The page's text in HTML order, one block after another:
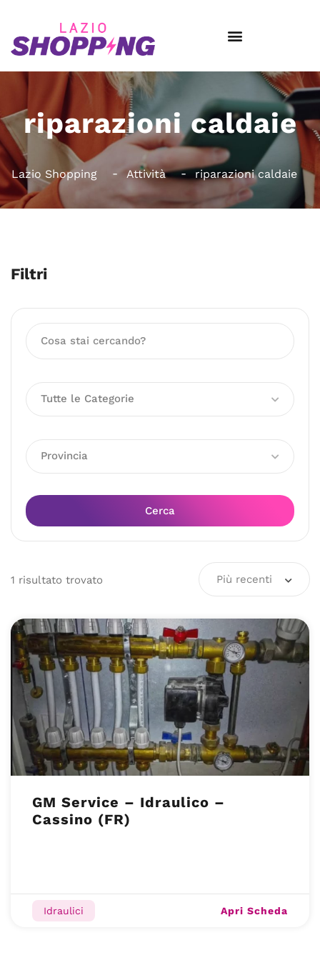
riparazioni caldaie
Lazio Shopping Attività riparazioni caldaie
Filtri
Tutte le Categorie
Provincia
Cerca
1 risultato trovato Più recenti
GM Service – Idraulico –
Cassino (FR)
Idraulici Apri Scheda